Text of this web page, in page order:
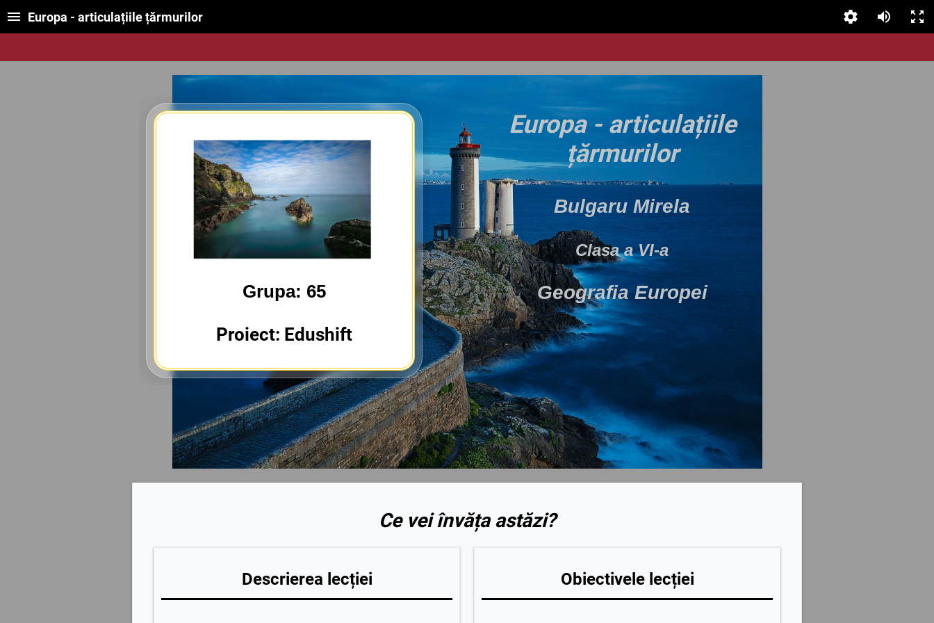
Europa - articulațiile țărmurilor
Grupa: 65
Proiect: Edushift
Europa - articulațiile
țărmurilor
Bulgaru Mirela
Clasa a VI-a
Geografia Europei
Ce vei învăța astăzi?
Descrierea lecției Obiectivele lecției